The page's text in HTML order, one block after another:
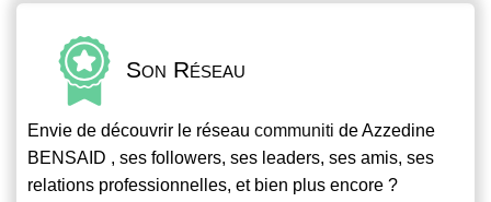
Son Réseau
Envie de découvrir le réseau communiti de Azzedine
BENSAID , ses followers, ses leaders, ses amis, ses
relations professionnelles, et bien plus encore ?